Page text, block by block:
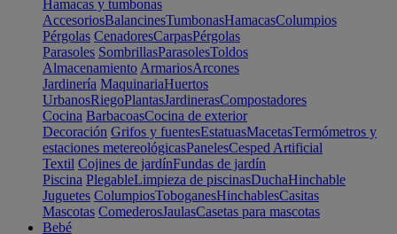
Hamacas y tumbonas
AccesoriosBalancinesTumbonasHamacasColumpios
Pérgolas CenadoresCarpasPérgolas
Parasoles SombrillasParasolesToldos
Almacenamiento ArmariosArcones
Jardinería MaquinariaHuertos
UrbanosRiegoPlantasJardinerasCompostadores
Cocina BarbacoasCocina de exterior
Decoración Grifos y fuentesEstatuasMacetasTermómetros y
estaciones metereológicasPanelesCesped Artificial
Textil Cojines de jardínFundas de jardín
Piscina PlegableLimpieza de piscinasDuchaHinchable
Juguetes ColumpiosToboganesHinchablesCasitas
Mascotas ComederosJaulasCasetas para mascotas
Bebé